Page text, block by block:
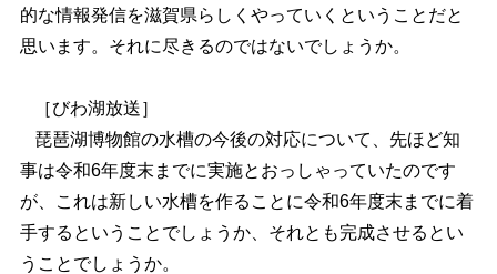
的な情報発信を滋賀県らしくやっていくということだと
思います。それに尽きるのではないでしょうか。
［びわ湖放送］
琵琶湖博物館の水槽の今後の対応について、先ほど知
事は令和6年度末までに実施とおっしゃっていたのです
が、これは新しい水槽を作ることに令和6年度末までに着
手するということでしょうか、それとも完成させるとい
うことでしょうか。